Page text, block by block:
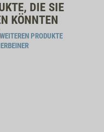
DIE SIE
KÖNNTEN
PRODUKTE